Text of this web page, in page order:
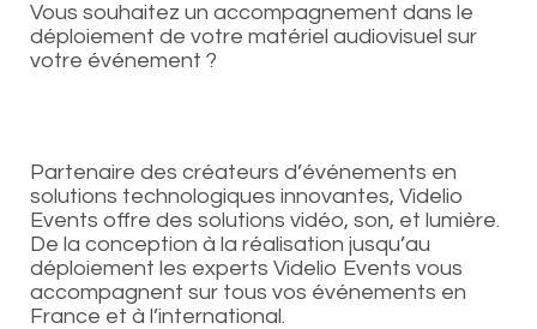
Vous souhaitez un accompagnement dans le
déploiement de votre matériel audiovisuel sur
votre événement ?
Partenaire des créateurs d’événements en
solutions technologiques innovantes, Videlio
Events offre des solutions vidéo, son, et lumière.
De la conception à la réalisation jusqu’au
déploiement les experts Videlio Events vous
accompagnent sur tous vos événements en
France et à l’international.